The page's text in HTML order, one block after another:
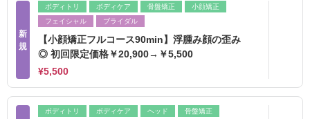
新
規
ボディトリ ボディケア 骨盤矯正
小顔矯正
フェイシャル
ブライダル
【小顔矯正フルコース90min】浮腫み顔の歪み
◎ 初回限定価格￥20,900→￥5,500
¥5,500
ボディトリ ボディケア ヘッド
骨盤矯正